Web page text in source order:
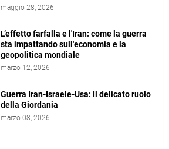
maggio 28, 2026
L’effetto farfalla e l'Iran: come la guerra
sta impattando sull'economia e la
geopolitica mondiale
marzo 12, 2026
Guerra Iran-Israele-Usa: Il delicato ruolo
della Giordania
marzo 08, 2026